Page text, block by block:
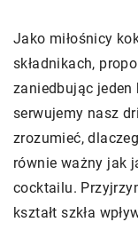
Jako miłośnicy
składnikach,
zaniedbując jeden
serwujemy nasz
zrozumieć,
równie ważny jak
cocktailu.
kształt szkła